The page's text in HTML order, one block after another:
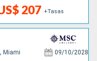
207 +Tasas
Miami 09/10/2028